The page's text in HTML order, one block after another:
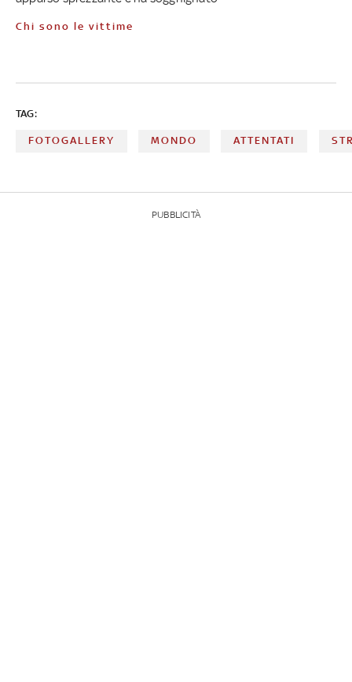
Chi sono le vittime
TAG:
FOTOGALLERY MONDO ATTENTATI
PUBBLICITÀ